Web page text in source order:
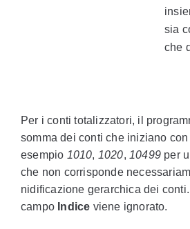
sia
che
Per i conti totalizzatori, il
somma dei conti che iniziano
esempio 1010, 1020, 10499per
che non corrisponde
nidificazione gerarchica dei
campo Indice viene ignorato.